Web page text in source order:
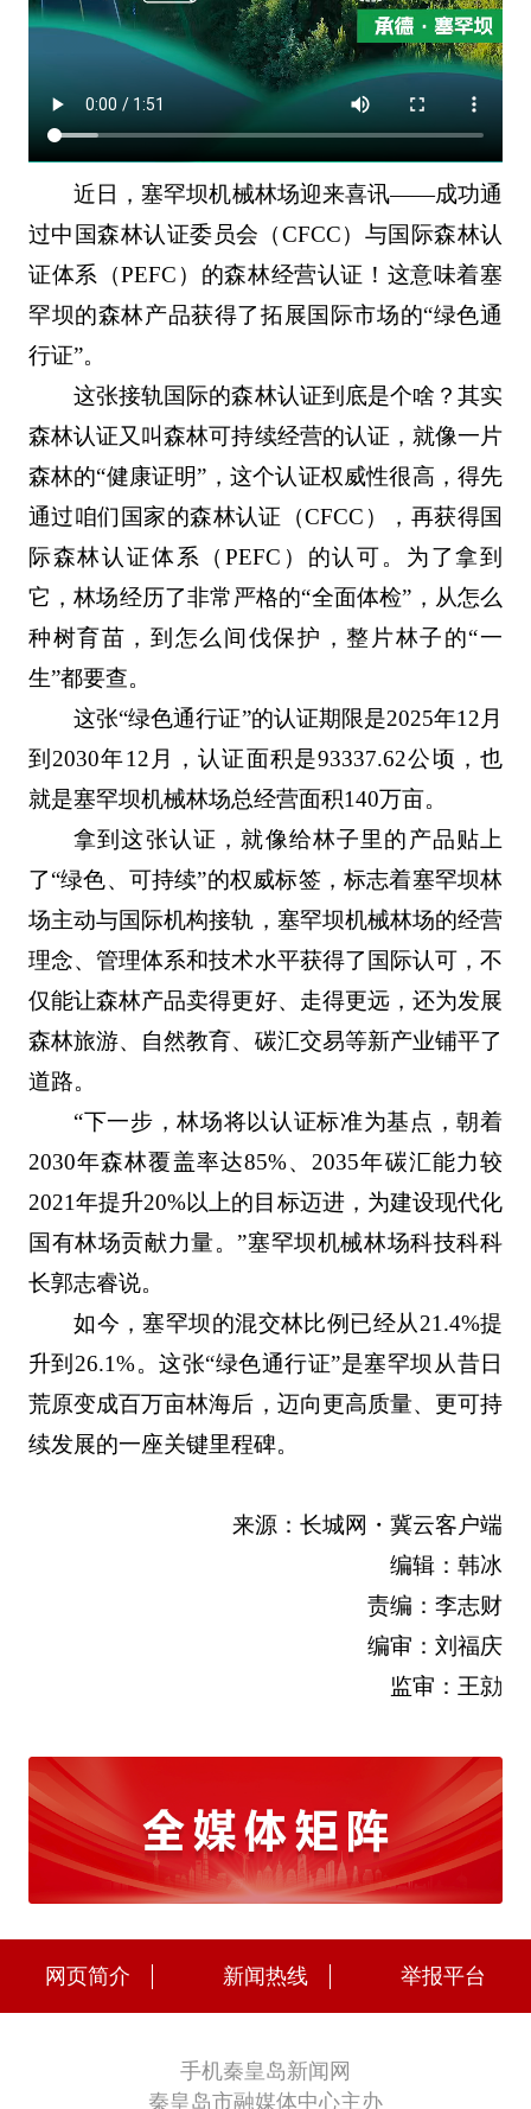
近日，塞罕坝机械林场迎来喜讯——成功通
过中国森林认证委员会（CFCC）与国际森林认
证体系（PEFC）的森林经营认证！这意味着塞
罕坝的森林产品获得了拓展国际市场的“绿色通
行证”。
这张接轨国际的森林认证到底是个啥？其实
森林认证又叫森林可持续经营的认证，就像一片
森林的“健康证明”，这个认证权威性很高，得先
通过咱们国家的森林认证（CFCC），再获得国
际森林认证体系（PEFC）的认可。为了拿到
它，林场经历了非常严格的“全面体检”，从怎么
种树育苗，到怎么间伐保护，整片林子的“一
生”都要查。
这张“绿色通行证”的认证期限是2025年12月
到2030年12月，认证面积是93337.62公顷，也
就是塞罕坝机械林场总经营面积140万亩。
拿到这张认证，就像给林子里的产品贴上
了“绿色、可持续”的权威标签，标志着塞罕坝林
场主动与国际机构接轨，塞罕坝机械林场的经营
理念、管理体系和技术水平获得了国际认可，不
仅能让森林产品卖得更好、走得更远，还为发展
森林旅游、自然教育、碳汇交易等新产业铺平了
道路。
“下一步，林场将以认证标准为基点，朝着
2030年森林覆盖率达85%、2035年碳汇能力较
2021年提升20%以上的目标迈进，为建设现代化
国有林场贡献力量。”塞罕坝机械林场科技科科
长郭志睿说。
如今，塞罕坝的混交林比例已经从21.4%提
升到26.1%。这张“绿色通行证”是塞罕坝从昔日
荒原变成百万亩林海后，迈向更高质量、更可持
续发展的一座关键里程碑。
来源：长城网・冀云客户端
编辑：韩冰
责编：李志财
编审：刘福庆
监审：王勍
网页简介 新闻热线 举报平台
手机秦皇岛新闻网
秦皇岛市融媒体中心主办